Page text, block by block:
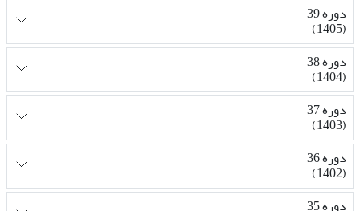
دوره 39
(1405)
دوره 38
(1404)
دوره 37
(1403)
دوره 36
(1402)